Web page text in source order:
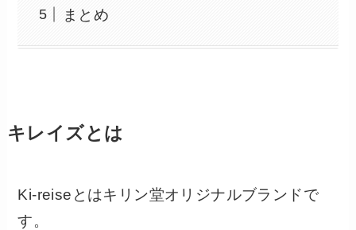
まとめ
キレイズとは
Ki-reiseとはキリン堂オリジナルブランドで
す。